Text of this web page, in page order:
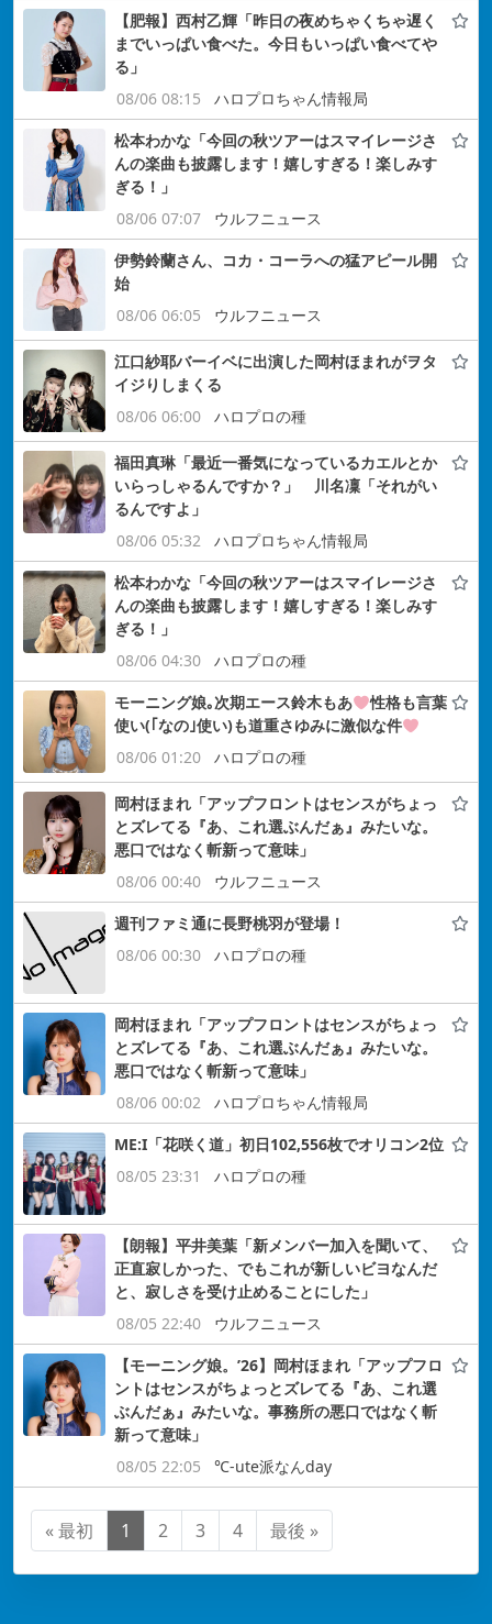
【肥報】西村乙輝「昨日の夜めちゃくちゃ遅く
までいっぱい食べた。今日もいっぱい食べてや
る」
08/06 08:15
ハロプロちゃん情報局
松本わかな「今回の秋ツアーはスマイレージさ
んの楽曲も披露します！嬉しすぎる！楽しみす
ぎる！」
08/06 07:07
ウルフニュース
伊勢鈴蘭さん、コカ・コーラへの猛アピール開
始
08/06 06:05
ウルフニュース
江口紗耶バーイベに出演した岡村ほまれがヲタ
イジりしまくる
08/06 06:00
ハロプロの種
福田真琳「最近一番気になっているカエルとか
いらっしゃるんですか？」 川名凜「それがい
るんですよ」
08/06 05:32
ハロプロちゃん情報局
松本わかな「今回の秋ツアーはスマイレージさ
んの楽曲も披露します！嬉しすぎる！楽しみす
ぎる！」
08/06 04:30
ハロプロの種
モーニング娘｡次期エース鈴木もあ
性格も言葉
使い(｢なの｣使い)も道重さゆみに激似な件
08/06 01:20
ハロプロの種
岡村ほまれ「アップフロントはセンスがちょっ
とズレてる『あ、これ選ぶんだぁ』みたいな。
悪口ではなく斬新って意味」
08/06 00:40
ウルフニュース
週刊ファミ通に長野桃羽が登場！
08/06 00:30
ハロプロの種
岡村ほまれ「アップフロントはセンスがちょっ
とズレてる『あ、これ選ぶんだぁ』みたいな。
悪口ではなく斬新って意味」
08/06 00:02
ハロプロちゃん情報局
ME:I「花咲く道」初日102,556枚でオリコン2位
08/05 23:31
ハロプロの種
【朗報】平井美葉「新メンバー加入を聞いて、
正直寂しかった、でもこれが新しいビヨなんだ
と、寂しさを受け止めることにした」
08/05 22:40
ウルフニュース
【モーニング娘。’26】岡村ほまれ「アップフロ
ントはセンスがちょっとズレてる『あ、これ選
ぶんだぁ』みたいな。事務所の悪口ではなく斬
新って意味」
08/05 22:05
℃-ute派なんday
« 最初 1 2 3 4 最後 »